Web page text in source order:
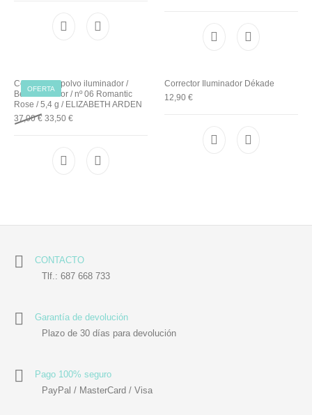
OFERTA
Colorete en polvo iluminador /
Beautiful color / nº 06 Romantic
Rose / 5,4 g / ELIZABETH ARDEN
37,00€ 33,50€
Corrector Iluminador Dékade
12,90 €
CONTACTO
Tlf.: 687 668 733
Garantía de devolución
Plazo de 30 días para devolución
Pago 100% seguro
PayPal / MasterCard / Visa